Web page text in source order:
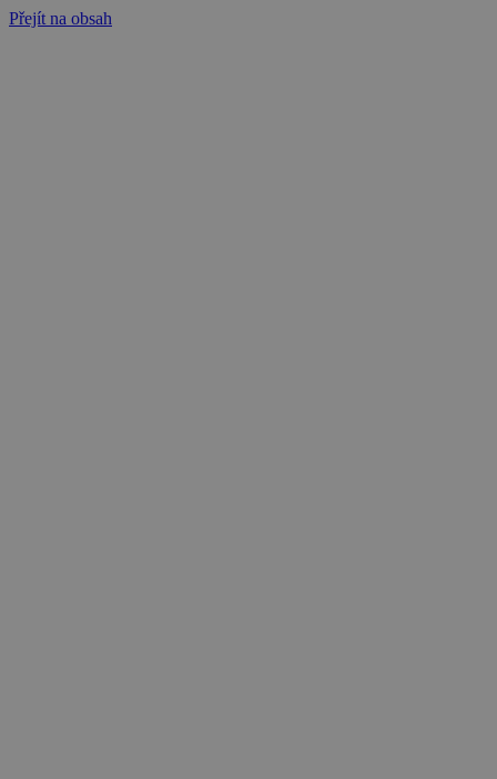
Přejít na obsah